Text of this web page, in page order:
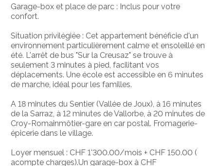
Garage-box et place de parc : Inclus pour votre
confort.
Situation privilégiée : Cet appartement bénéficie d'un
environnement particulièrement calme et ensoleillé en
été. L'arrêt de bus "Sur la Creusaz" se trouve à
seulement 3 minutes à pied, facilitant vos
déplacements. Une école est accessible en 6 minutes
de marche, idéal pour les familles.
A 18 minutes du Sentier (Vallée de Joux), à 16 minutes
de la Sarraz, à 12 minutes de Vallorbe, à 20 minutes de
Croy-Romainmôtier-gare en car postal. Fromagerie-
épicerie dans le village.
Loyer mensuel : CHF 1'300.00/mois + CHF 150.00 (
acompte charges).Un garage-box à CHF